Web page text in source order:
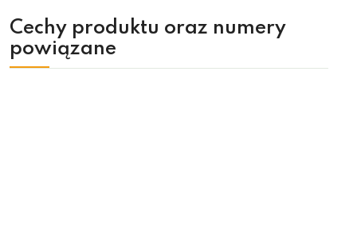
Cechy produktu oraz numery
powiązane